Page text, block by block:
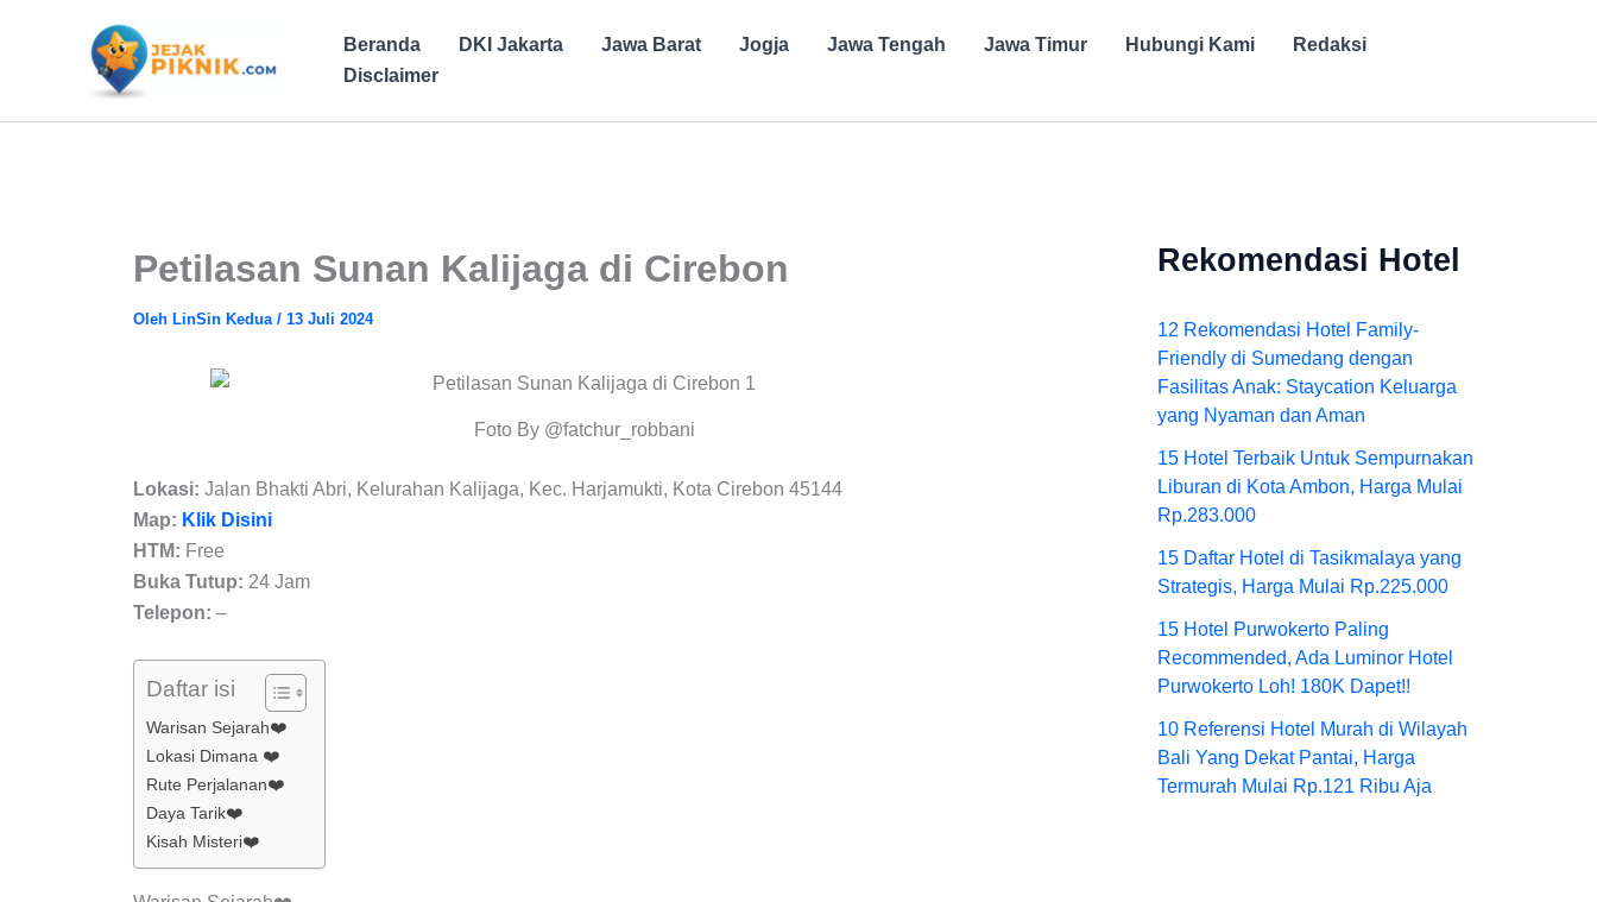
Beranda DKI Jakarta Jawa Barat Jogja Jawa Tengah Jawa Timur Hubungi Kami
Redaksi
Disclaimer
Petilasan Sunan Kalijaga di Cirebon
Oleh LinSin Kedua / 13 Juli 2024
Foto By @fatchur_robbani
Lokasi: Jalan Bhakti Abri, Kelurahan Kalijaga, Kec. Harjamukti, Kota Cirebon 45144
Map: Klik Disini
HTM: Free
Buka Tutup: 24 Jam
Telepon: –
Daftar isi
Warisan Sejarah❤️
Lokasi Dimana ❤️
Rute Perjalanan❤️
Daya Tarik❤️
Kisah Misteri❤️
Rekomendasi Hotel
12 Rekomendasi Hotel Family-
Friendly di Sumedang dengan
Fasilitas Anak: Staycation Keluarga
yang Nyaman dan Aman
15 Hotel Terbaik Untuk Sempurnakan
Liburan di Kota Ambon, Harga Mulai
Rp.283.000
15 Daftar Hotel di Tasikmalaya yang
Strategis, Harga Mulai Rp.225.000
15 Hotel Purwokerto Paling
Recommended, Ada Luminor Hotel
Purwokerto Loh! 180K Dapet!!
10 Referensi Hotel Murah di Wilayah
Bali Yang Dekat Pantai, Harga
Termurah Mulai Rp.121 Ribu Aja